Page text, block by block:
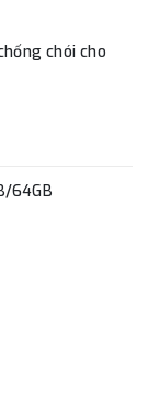
chói cho
64GB